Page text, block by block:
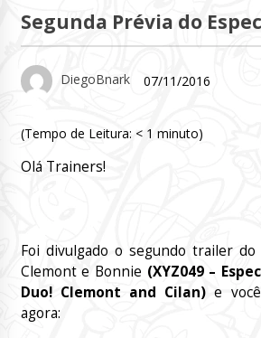
Segunda Prévia do
DiegoBnark 07/11/2016
(Tempo de Leitura: < 1 minuto)
Olá Trainers!
Foi divulgado o segundo trailer do
Clemont e Bonnie (XYZ049 –
Duo! Clemont and Cilan)e
agora: